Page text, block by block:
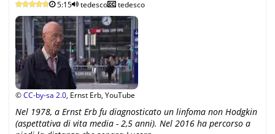
chilometr5:15 tedesco tedesco
©CC-by-sa 2.0, Ernst Erb, YouTube
Nel 1978, a Ernst Erb fu diagnosticato un linfoma non Hodgkin
(aspettativa di vita media - 2,5 anni). Nel 2016 ha percorso a